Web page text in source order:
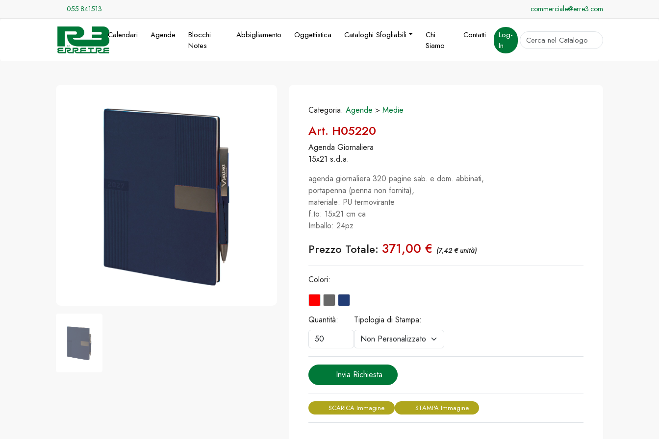
055.841513 commerciale@erre3.com
Calendari Agende
Blocchi
Notes
Abbigliamento Oggettistica Cataloghi Sfogliabili
Chi
Siamo
Contatti
Log-
In
cerca
Categoria: Agende > Medie
Art. H05220
Agenda Giornaliera
15x21 s.d.a.
agenda giornaliera 320 pagine sab. e dom. abbinati,
portapenna (penna non fornita),
materiale: PU termovirante
f.to: 15x21 cm ca
Imballo: 24pz
Prezzo Totale: 371,00 € (7,42 € unità)
Colori:
Quantità: Tipologia di Stampa:
Invia Richiesta
SCARICA Immagine STAMPA Immagine